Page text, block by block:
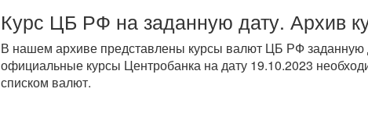
Курс ЦБ РФ на заданную дату. Архив
В нашем архиве представлены курсы валют ЦБ РФ заданную
официальные курсы Центробанка на дату 19.10.2023
списком валют.